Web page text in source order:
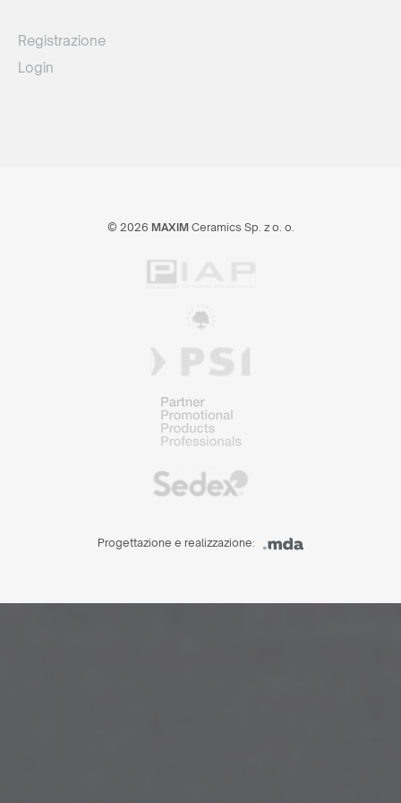
Registrazione
Login
© 2026 MAXIMCeramics Sp. z o. o.
Progettazione e realizzazione: